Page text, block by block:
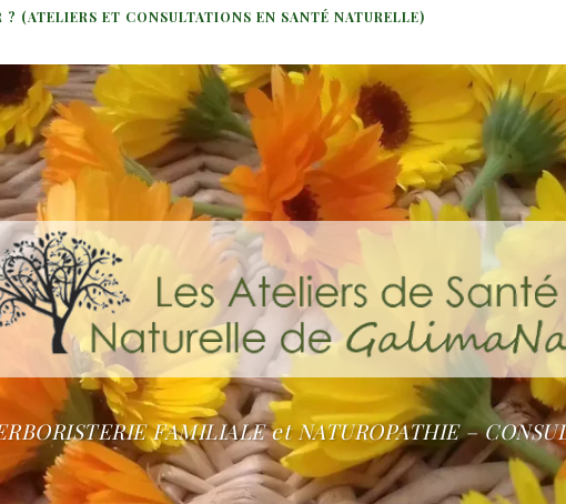
? (ATELIERS ET CONSULTATIONS EN SANTÉ NATURELLE)
FAMILIALE et NATUROPATHIE –